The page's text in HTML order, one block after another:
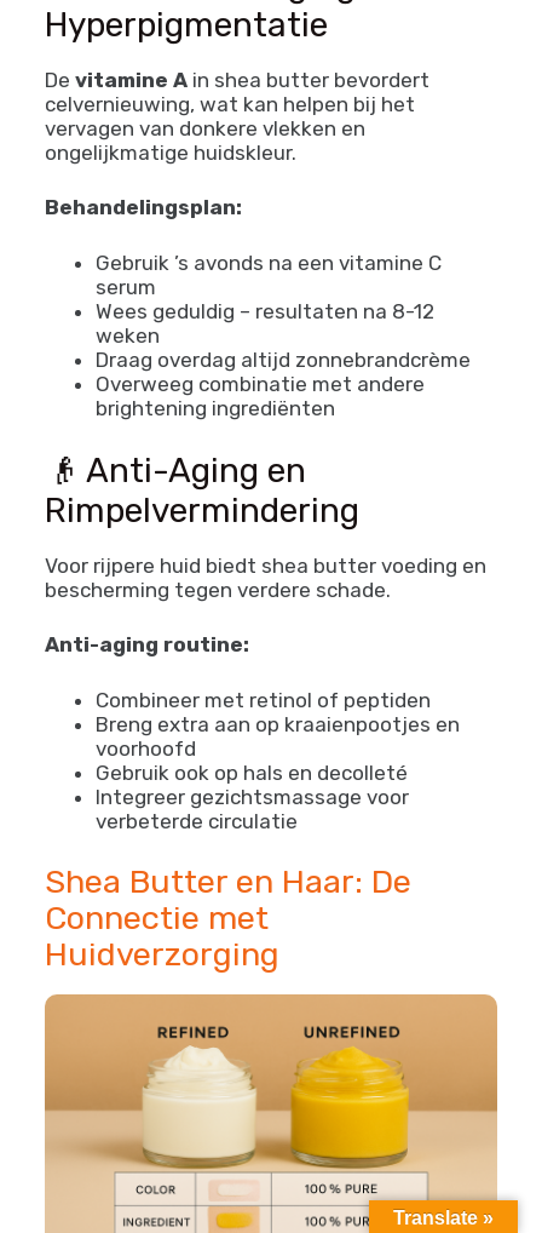
Hyperpigmentatie
De vitamine Ain shea butter bevordert
celvernieuwing, wat kan helpen bij het
vervagen van donkere vlekken en
ongelijkmatige huidskleur.
Behandelingsplan:
Gebruik ’s avonds na een vitamine C
serum
Wees geduldig – resultaten na 8-12
weken
Draag overdag altijd zonnebrandcrème
Overweeg combinatie met andere
brightening ingrediënten
👴 Anti-Aging en
Rimpelvermindering
Voor rijpere huid biedt shea butter voeding en
bescherming tegen verdere schade.
Anti-aging routine:
Combineer met retinol of peptiden
Breng extra aan op kraaienpootjes en
voorhoofd
Gebruik ook op hals en decolleté
Integreer gezichtsmassage voor
verbeterde circulatie
Shea Butter en Haar: De
Connectie met
Huidverzorging
Translate »